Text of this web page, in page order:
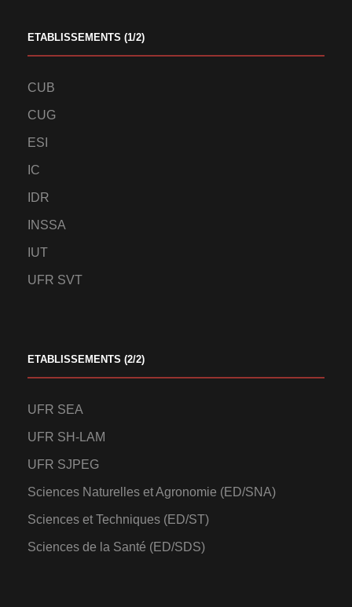
ETABLISSEMENTS (1/2)
CUB
CUG
ESI
IC
IDR
INSSA
IUT
UFR SVT
ETABLISSEMENTS (2/2)
UFR SEA
UFR SH-LAM
UFR SJPEG
Sciences Naturelles et Agronomie (ED/SNA)
Sciences et Techniques (ED/ST)
Sciences de la Santé (ED/SDS)